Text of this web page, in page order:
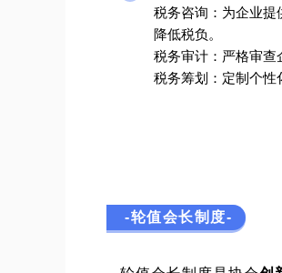
税务咨询：为企业提
降低税负。
税务审计：严格审查
税务筹划：定制个性
-轮值会长制度-